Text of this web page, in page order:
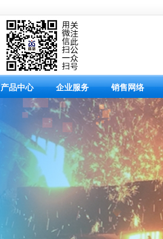
产品中心 企业服务 销售网络